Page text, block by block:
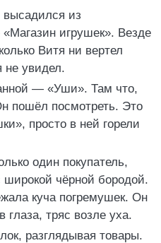
высадился из
игрушек». Везде
Витя ни вертел
не увидел.
— «Уши». Там что,
пошёл посмотреть. Это
просто в ней горели
один покупатель,
чёрной бородой.
куча погремушек. Он
глаза, тряс возле уха.
разглядывая товары.